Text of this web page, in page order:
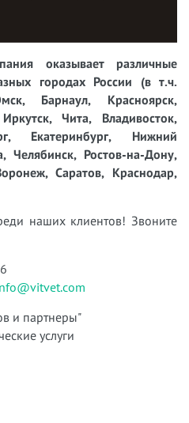
оказывает различные
городах России (в т.ч.
Барнаул, Красноярск,
Чита, Владивосток,
Екатеринбург, Нижний
Челябинск, Ростов-на-Дону,
Саратов, Краснодар,
наших клиентов! Звоните
и партнеры"
услуги